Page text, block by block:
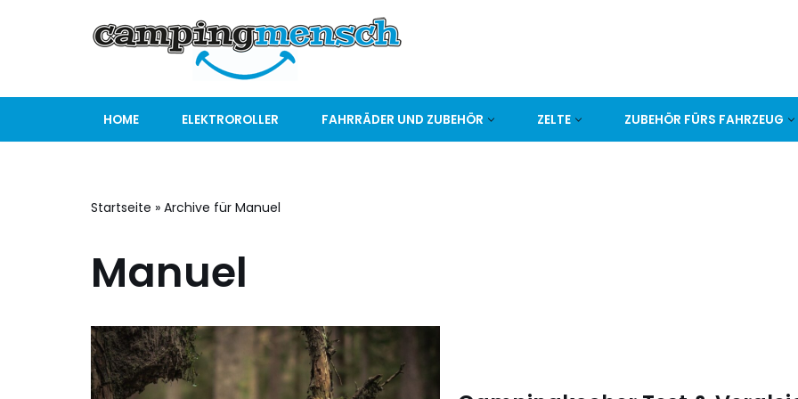
springen
HOME ELEKTROROLLER FAHRRÄDER UND ZUBEHÖR ZELTE ZUBEHÖR FÜRS FAHRZEUG
Startseite » Archive für Manuel
Manuel